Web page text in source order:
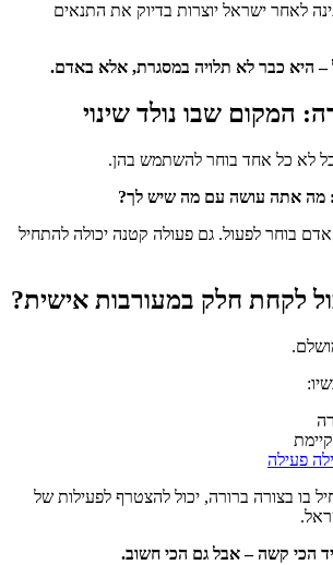
לאחר ישראל יוצרות בדיוק את התנאים
– היא כבר לא תלויה במסגרת, אלא באדם.
המקום שבו נולד שינוי
לא כל אחד בוחר להשתמש בהן.
מה אתה עושה עם מה שיש לך?
אדם בוחר לפעול. גם פעולה קטנה יכולה להתחיל
לקחת חלק במעורבות אישית?
פעילה
בו בצורה ברורה, יכול להצטרף לפעילות של
הכי קשה – אבל גם הכי חשוב.